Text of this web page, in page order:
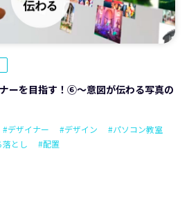
ーを目指す！⑥～意図が伝わる写真の
#デザイナー #デザイン
#パソコン教室
落とし #配置